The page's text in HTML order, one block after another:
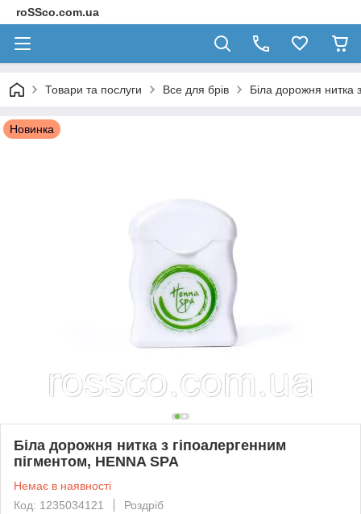
roSSco.com.ua
Товари та послуги Все для брів Біла дорожня нитка
Новинка
Біла дорожня нитка з гіпоалергенним
пігментом, HENNA SPA
Немає в наявності
Код: 1235034121
Роздріб